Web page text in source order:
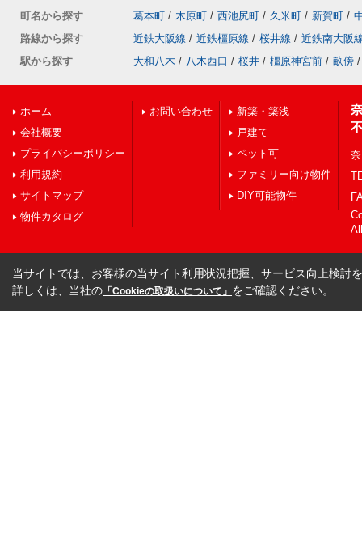
町名から探す
葛本町 / 木原町 / 西池尻町 / 久米町 / 新賀町 /
路線から探す
近鉄大阪線 / 近鉄橿原線 / 桜井線 / 近鉄南大阪
駅から探す
大和八木 / 八木西口 / 桜井 / 橿原神宮前 / 畝傍 /
ホーム
会社概要
プライバシーポリシー
利用規約
サイトマップ
物件カタログ
お問い合わせ
新築・築浅
戸建て
ペット可
ファミリー向け物件
DIY可能物件
当サイトでは、お客様の当サイト利用状況把握、サービス向上検討
詳しくは、当社の 「Cookieの取扱いについて」 をご確認ください。